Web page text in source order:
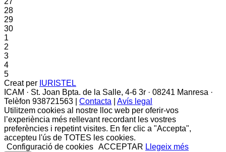
28
29
30
1
2
3
4
5
Creat per IURISTEL
ICAM · St. Joan Bpta. de la Salle, 4-6 3r · 08241 Manresa ·
Telèfon 938721563 | Contacta
Avís legal
Utilitzem cookies al nostre lloc web per oferir-vos
l’experiència més rellevant recordant les vostres
preferències i repetint visites. En fer clic a "Accepta",
accepteu l'ús de TOTES les cookies.
Configuració de cookies ACCEPTAR Llegeix més